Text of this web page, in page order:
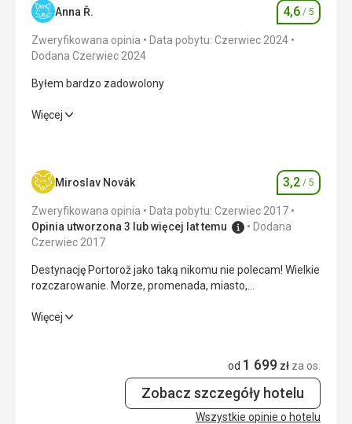
Anna Ř. Ocena
4,6 / 5
Zweryfikowana opinia
Data pobytu: Czerwiec 2024
Dodana Czerwiec 2024
Byłem bardzo zadowolony
Byłem bardzo zadowolony
Zakwaterowanie 4,0/ 5
Okolica 5,0
Usługi
Cena 4,0/ 5
Wyżywienie
Ta recenzja została automatycznie przetłumaczona za
Więcej
Miroslav Novák Ocena
3,2 / 5
Zweryfikowana opinia
Data pobytu: Czerwiec 2017
Opinia utworzona 3 lub więcej lat temu
Dodana
Czerwiec 2017
Destynację Portorož jako taką nikomu nie polecam! Wielkie
rozczarowanie. Morze, promenada, miasto,
Destynację Portorož jako taką nikomu nie polecam! Wielkie
4,0/ 5
4,0/ 5
Więcej
od 1 699 zł za os.
Zobacz szczegóły hotelu
Wszystkie opinie o hotelu